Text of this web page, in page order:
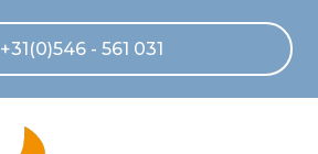
+31(0)546 - 561 031